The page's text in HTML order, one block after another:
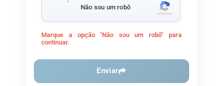
Não sou um robô
Marque a opção "Não sou um robô" para
continuar.
Enviar